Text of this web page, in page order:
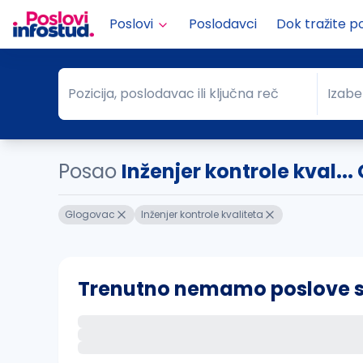
Poslovi Poslodavci Dok tražite
Pozicija, poslodavac ili ključna reč
Pozicija, poslodavac ili ključna reč Grad
Posao Inženjer kontrole kval...
Glogovac Inženjer kontrole kvaliteta
Trenutno nemamo poslove